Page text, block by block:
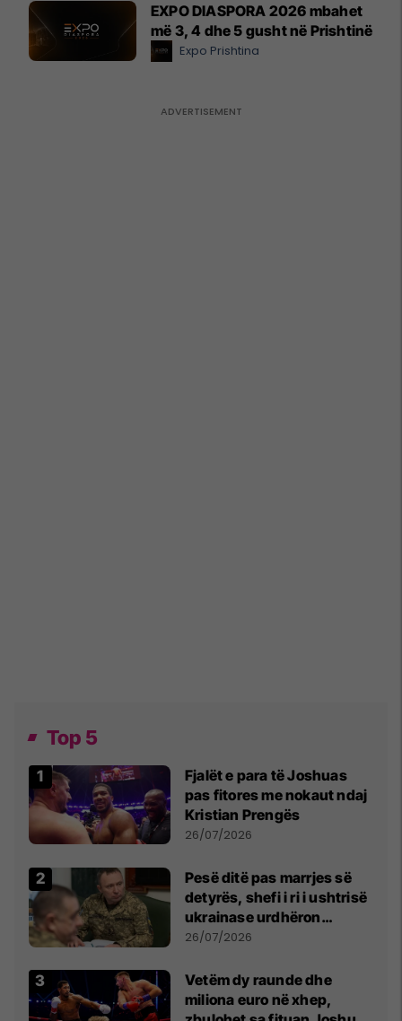
EXPO DIASPORA 2026 mbahet
më 3, 4 dhe 5 gusht në Prishtinë
Expo Prishtina
Top 5
Fjalët e para të Joshuas
pas fitores me nokaut ndaj
Kristian Prengës
26/07/2026
Pesë ditë pas marrjes së
detyrës, shefi i ri i ushtrisë
ukrainase urdhëron
kontroll të madh
26/07/2026
Vetëm dy raunde dhe
miliona euro në xhep,